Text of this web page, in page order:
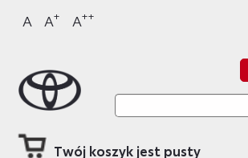
Sklep Toyota
do
nagłówka
do
bocznego
do
głównej
do
stopki
A A+ A++
Twój koszyk jest pusty